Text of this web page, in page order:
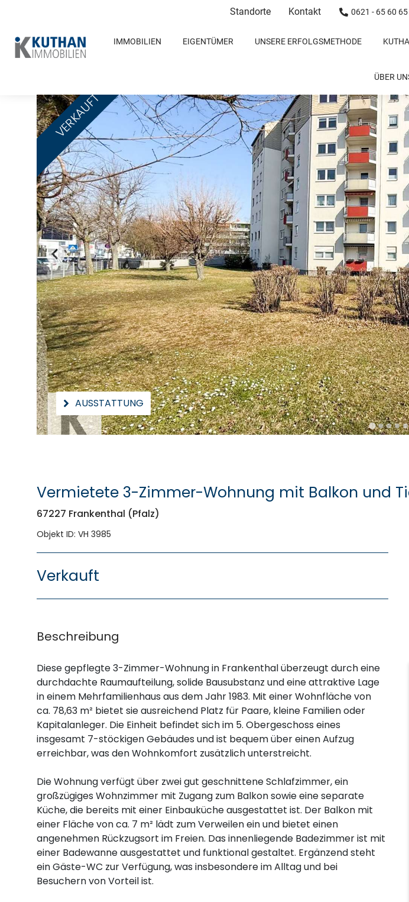
Standorte Kontakt 0621 - 65 60 65
IMMOBILIEN EIGENTÜMER UNSERE ERFOLGSMETHODE
ÜBER
VERKAUFT
AUSSTATTUNG
Vermietete 3-Zimmer-Wohnung mit Balkon und
67227 Frankenthal (Pfalz)
Objekt ID: VH 3985
Verkauft
Beschreibung
Diese gepflegte 3-Zimmer-Wohnung in Frankenthal überzeugt durch eine
durchdachte Raumaufteilung, solide Bausubstanz und eine attraktive Lage
in einem Mehrfamilienhaus aus dem Jahr 1983. Mit einer Wohnfläche von
ca. 78,63 m² bietet sie ausreichend Platz für Paare, kleine Familien oder
Kapitalanleger. Die Einheit befindet sich im 5. Obergeschoss eines
insgesamt 7-stöckigen Gebäudes und ist bequem über einen Aufzug
erreichbar, was den Wohnkomfort zusätzlich unterstreicht.
Die Wohnung verfügt über zwei gut geschnittene Schlafzimmer, ein
großzügiges Wohnzimmer mit Zugang zum Balkon sowie eine separate
Küche, die bereits mit einer Einbauküche ausgestattet ist. Der Balkon mit
einer Fläche von ca. 7 m² lädt zum Verweilen ein und bietet einen
angenehmen Rückzugsort im Freien. Das innenliegende Badezimmer ist mit
einer Badewanne ausgestattet und funktional gestaltet. Ergänzend steht
ein Gäste-WC zur Verfügung, was insbesondere im Alltag und bei
Besuchern von Vorteil ist.